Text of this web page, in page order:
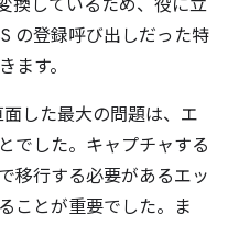
換しているため、役に立
の登録呼び出しだった特
ます。
した最大の問題は、エ
でした。キャプチャする
移行する必要があるエッ
ことが重要でした。ま